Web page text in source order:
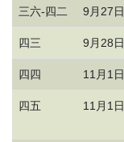
三六-四二 9月27日
四三 9月28日
四四 11月1日
四五 11月1日